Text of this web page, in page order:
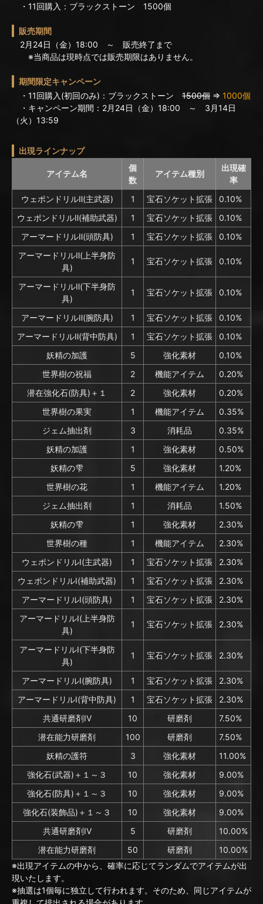
・11回購入：ブラックストーン 1500個
販売期間
2月24日（金）18:00 ～ 販売終了まで
※当商品は現時点では販売期限はありません。
期間限定キャンペーン
・11回購入(初回のみ)：ブラックストーン 1500個 ⇒ 1000個
・キャンペーン期間：2月24日（金）18:00 ～ 3月14日
（火）13:59
出現ラインナップ
アイテム名
個
数
アイテム種別
出現確
率
ウェポンドリルⅡ(主武器)
1 宝石ソケット拡張
0.10%
ウェポンドリルⅡ(補助武器)
1 宝石ソケット拡張
0.10%
アーマードリルⅡ(頭防具)
1 宝石ソケット拡張
0.10%
アーマードリルⅡ(上半身防
具)
1 宝石ソケット拡張 0.10%
アーマードリルⅡ(下半身防
具)
1 宝石ソケット拡張 0.10%
アーマードリルⅡ(腕防具) 1 宝石ソケット拡張
0.10%
アーマードリルⅡ(背中防具)
1 宝石ソケット拡張
0.10%
妖精の加護
5 強化素材
0.10%
世界樹の祝福
2 機能アイテム
0.20%
潜在強化石(防具)＋１
2 強化素材
0.20%
世界樹の果実
1 機能アイテム
0.35%
ジェム抽出剤
3 消耗品
0.35%
妖精の加護
1 強化素材
0.50%
妖精の雫
5 強化素材
1.20%
世界樹の花
1 機能アイテム
1.20%
ジェム抽出剤
1 消耗品
1.50%
妖精の雫
1 強化素材
2.30%
世界樹の種
1 機能アイテム
2.30%
ウェポンドリルⅠ(主武器)
1 宝石ソケット拡張
2.30%
ウェポンドリルⅠ(補助武器)
1 宝石ソケット拡張
2.30%
アーマードリルⅠ(頭防具)
1 宝石ソケット拡張
2.30%
アーマードリルⅠ(上半身防
具)
1 宝石ソケット拡張 2.30%
アーマードリルⅠ(下半身防
具)
1 宝石ソケット拡張 2.30%
アーマードリルⅠ(腕防具) 1 宝石ソケット拡張
2.30%
アーマードリルⅠ(背中防具)
1 宝石ソケット拡張
2.30%
共通研磨剤IV
10 研磨剤
7.50%
潜在能力研磨剤
100 研磨剤
7.50%
妖精の護符
3 強化素材
11.00%
強化石(武器)＋１～３
10 強化素材
9.00%
強化石(防具)＋１～３
10 強化素材
9.00%
強化石(装飾品)＋１～３
10 強化素材
9.00%
共通研磨剤IV
5 研磨剤
10.00%
潜在能力研磨剤
50 研磨剤
10.00%
※出現アイテムの中から、確率に応じてランダムでアイテムが出
現いたします。
※抽選は1個毎に独立して行われます。そのため、同じアイテムが